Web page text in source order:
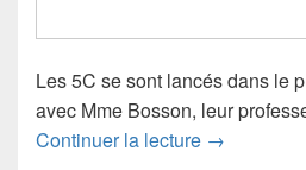
Les 5C se sont lancés dans le
avec Mme Bosson, leur
Continuer la lecture Récits
→